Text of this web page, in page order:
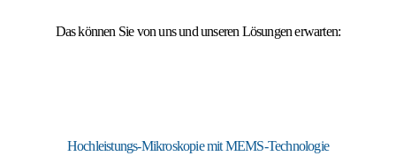
Das können Sie von uns und unseren Lösungen erwarten:
Hochleistungs-Mikroskopie mit MEMS-Technologie